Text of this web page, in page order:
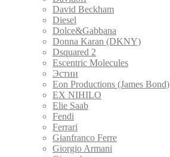
David Beckham
Diesel
Dolce&Gabbana
Donna Karan (DKNY)
Dsquared 2
Escentric Molecules
Эстии
Eon Productions (James Bond)
EX NIHILO
Elie Saab
Fendi
Ferrari
Gianfranco Ferre
Giorgio Armani